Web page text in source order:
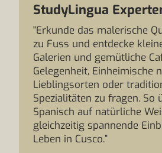
StudyLingua
"Erkunde das malerische
zu Fuss und entdecke
Galerien und gemütliche
Gelegenheit, Einheimische
Lieblingsorten oder
Spezialitäten zu fragen. So
Spanisch auf natürliche
gleichzeitig spannende
Leben in Cusco.”